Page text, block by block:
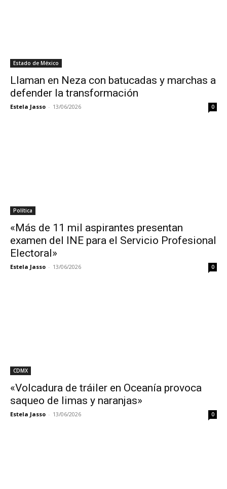
Estado de México
Llaman en Neza con batucadas y marchas a
defender la transformación
Estela Jasso - 13/06/2026 0
Política
«Más de 11 mil aspirantes presentan
examen del INE para el Servicio Profesional
Electoral»
Estela Jasso - 13/06/2026 0
CDMX
«Volcadura de tráiler en Oceanía provoca
saqueo de limas y naranjas»
Estela Jasso - 13/06/2026 0